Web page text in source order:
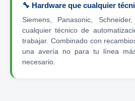
🔧 Hardware que cualquier
Siemens, Panasonic,
cualquier técnico de
trabajar. Combinado con
una avería no para tu línea
necesario.